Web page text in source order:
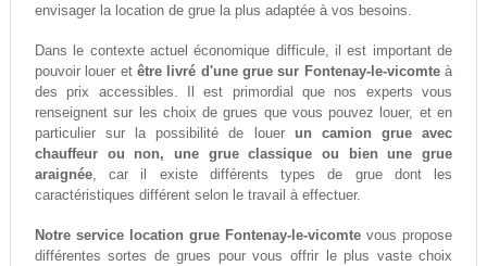
envisager la location de grue la plus adaptée à vos besoins.
Dans le contexte actuel économique difficule, il est important de
pouvoir louer et être livré d'une grue sur Fontenay-le-vicomteà
des prix accessibles. Il est primordial que nos experts vous
renseignent sur les choix de grues que vous pouvez louer, et en
particulier sur la possibilité de louer un camion grue avec
chauffeur ou non, une grue classique ou bien une grue
araignée, car il existe différents types de grue dont les
caractéristiques différent selon le travail à effectuer.
Notre service location grue Fontenay-le-vicomte vous propose
différentes sortes de grues pour vous offrir le plus vaste choix